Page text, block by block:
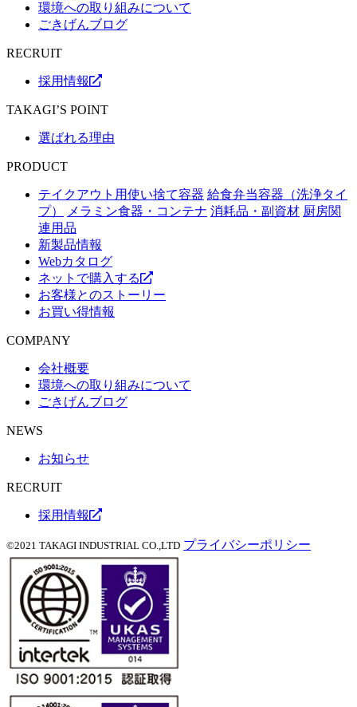
環境への取り組みについて
ごきげんブログ
RECRUIT
採用情報
TAKAGI’S POINT
選ばれる理由
PRODUCT
テイクアウト用使い捨て容器 給食弁当容器（洗浄タイ
プ）
メラミン食器・コンテナ 消耗品・副資材 厨房関
連用品
新製品情報
Webカタログ
ネットで購入する
お客様とのストーリー
お買い得情報
COMPANY
会社概要
環境への取り組みについて
ごきげんブログ
NEWS
お知らせ
RECRUIT
採用情報
©2021 TAKAGI INDUSTRIAL CO.,LTD プライバシーポリシー